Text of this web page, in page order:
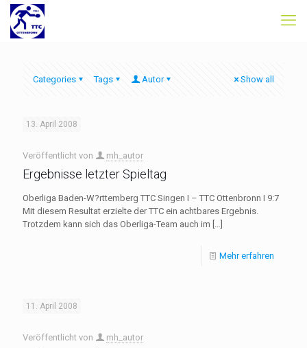
Categories Tags Autor Show all
13. April 2008
Veröffentlicht von mh_autor
Ergebnisse letzter Spieltag
Oberliga Baden-W?rttemberg TTC Singen I – TTC Ottenbronn I 9:7
Mit diesem Resultat erzielte der TTC ein achtbares Ergebnis.
Trotzdem kann sich das Oberliga-Team auch im […]
Mehr erfahren
11. April 2008
Veröffentlicht von mh_autor